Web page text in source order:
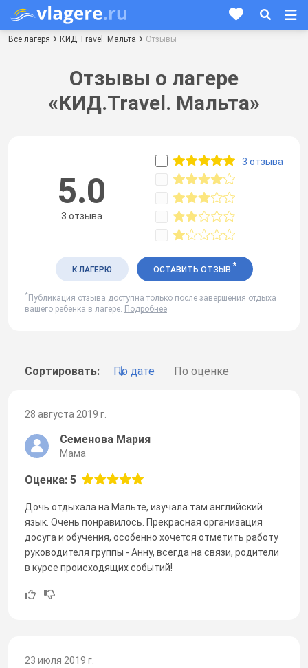
Все лагеря КИД.Travel. Мальта Отзывы
Отзывы о лагере
«КИД.Travel. Мальта»
Сортировать: По дате По оценке
28 августа 2019 г.
Семенова Мария
Мама
Оценка: 5
Дочь отдыхала на Мальте, изучала там английский
язык. Очень понравилось. Прекрасная организация
досуга и обучения, особенно хочется отметить работу
руководителя группы - Анну, всегда на связи, родители
в курсе происходящих событий!
23 июля 2019 г.
5.0
3 отзыва
3 отзыва
К ЛАГЕРЮ ОСТАВИТЬ ОТЗЫВ *
* Публикация отзыва доступна только после завершения отдыха
вашего ребенка в лагере. Подробнее